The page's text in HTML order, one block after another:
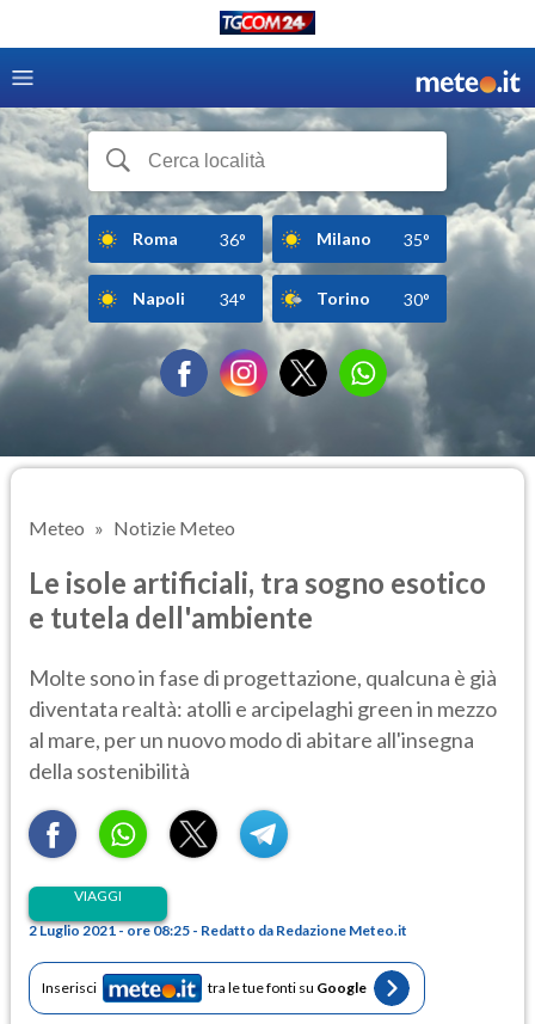
Roma 36° Milano 35°
Napoli 34° Torino 30°
Meteo Notizie Meteo
Le isole artificiali, tra sogno esotico
e tutela dell'ambiente
Molte sono in fase di progettazione, qualcuna è già
diventata realtà: atolli e arcipelaghi green in mezzo
al mare, per un nuovo modo di abitare all'insegna
della sostenibilità
VIAGGI
2 Luglio 2021 - ore 08:25 - Redatto da Redazione Meteo.it
Inserisci tra le tue fonti su Google